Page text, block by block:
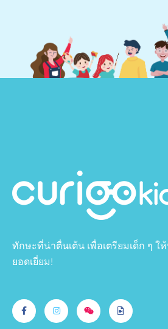
ทักษะที่น่าตื่นเต้น เพื่อเตรียมเด็ก ๆ
ยอดเยี่ยม!